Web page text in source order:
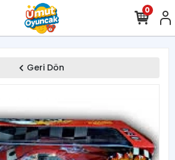
0
Geri Dön